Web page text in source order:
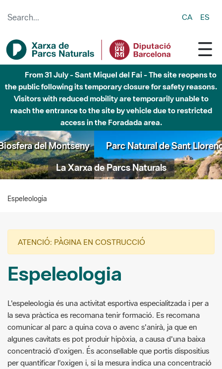
CA ES
From 31 July - Sant Miquel del Fai - The site reopens to
the public following its temporary closure for safety reasons.
Visitors with reduced mobility are temporarily unable to
reach the entrance to the site by vehicle due to restricted
access in the Foradada area.
Parc Natural de Sant Llorenç del Munt i l'Obac
La Xarxa de Parcs Naturals
Espeleologia
ATENCIÓ: PÀGINA EN COSTRUCCIÓ
Espeleologia
L'espeleologia és una activitat esportiva especialitzada i per a
la seva pràctica es recomana tenir formació. Es recomana
comunicar al parc a quina cova o avenc s'anirà, ja que en
algunes cavitats es pot produir hipòxia, a causa d'una baixa
concentració d'oxigen. És aconsellable que portis dispositius
per quantificar l'oxigen i, si la mesura indica una concentració